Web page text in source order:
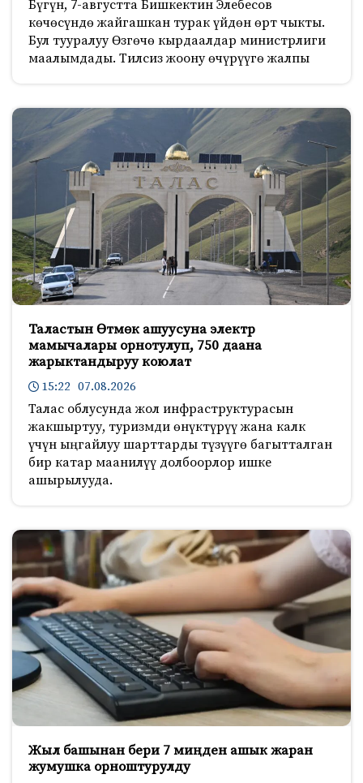
Бүгүн, 7-августта Бишкектин Элебесов
көчөсүндө жайгашкан турак үйдөн өрт чыкты.
Бул тууралуу Өзгөчө кырдаалдар министрлиги
маалымдады. Тилсиз жоону өчүрүүгө жалпы
Таластын Өтмөк ашуусуна электр
мамычалары орнотулуп, 750 даана
жарыктандыруу коюлат
15:22 07.08.2026
Талас облусунда жол инфраструктурасын
жакшыртуу, туризмди өнүктүрүү жана калк
үчүн ыңгайлуу шарттарды түзүүгө багытталган
бир катар маанилүү долбоорлор ишке
ашырылууда.
Жыл башынан бери 7 миңден ашык жаран
жумушка орноштурулду